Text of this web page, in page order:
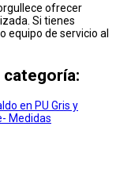
ofrecer
Si tienes
equipo de servicio al